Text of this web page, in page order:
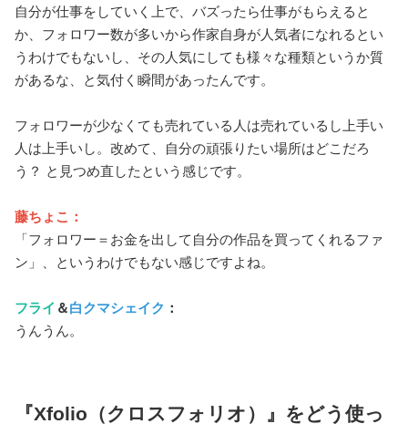
自分が仕事をしていく上で、バズったら仕事がもらえると
か、フォロワー数が多いから作家自身が人気者になれるとい
うわけでもないし、その人気にしても様々な種類というか質
があるな、と気付く瞬間があったんです。
フォロワーが少なくても売れている人は売れているし上手い
人は上手いし。改めて、自分の頑張りたい場所はどこだろ
う？ と見つめ直したという感じです。
藤ちょこ：
「フォロワー＝お金を出して自分の作品を買ってくれるファ
ン」、というわけでもない感じですよね。
フライ ＆白クマシェイク ：
うんうん。
『Xfolio（クロスフォリオ）』をどう使っ